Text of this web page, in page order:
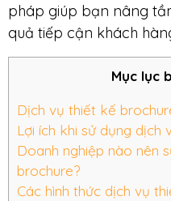
pháp giúp bạn nâng
quả tiếp cận khách
Mục lục
Dịch vụ thiết kế
Lợi ích khi sử dụng dịch
Doanh nghiệp nào nên
brochure?
Các hình thức dịch vụ